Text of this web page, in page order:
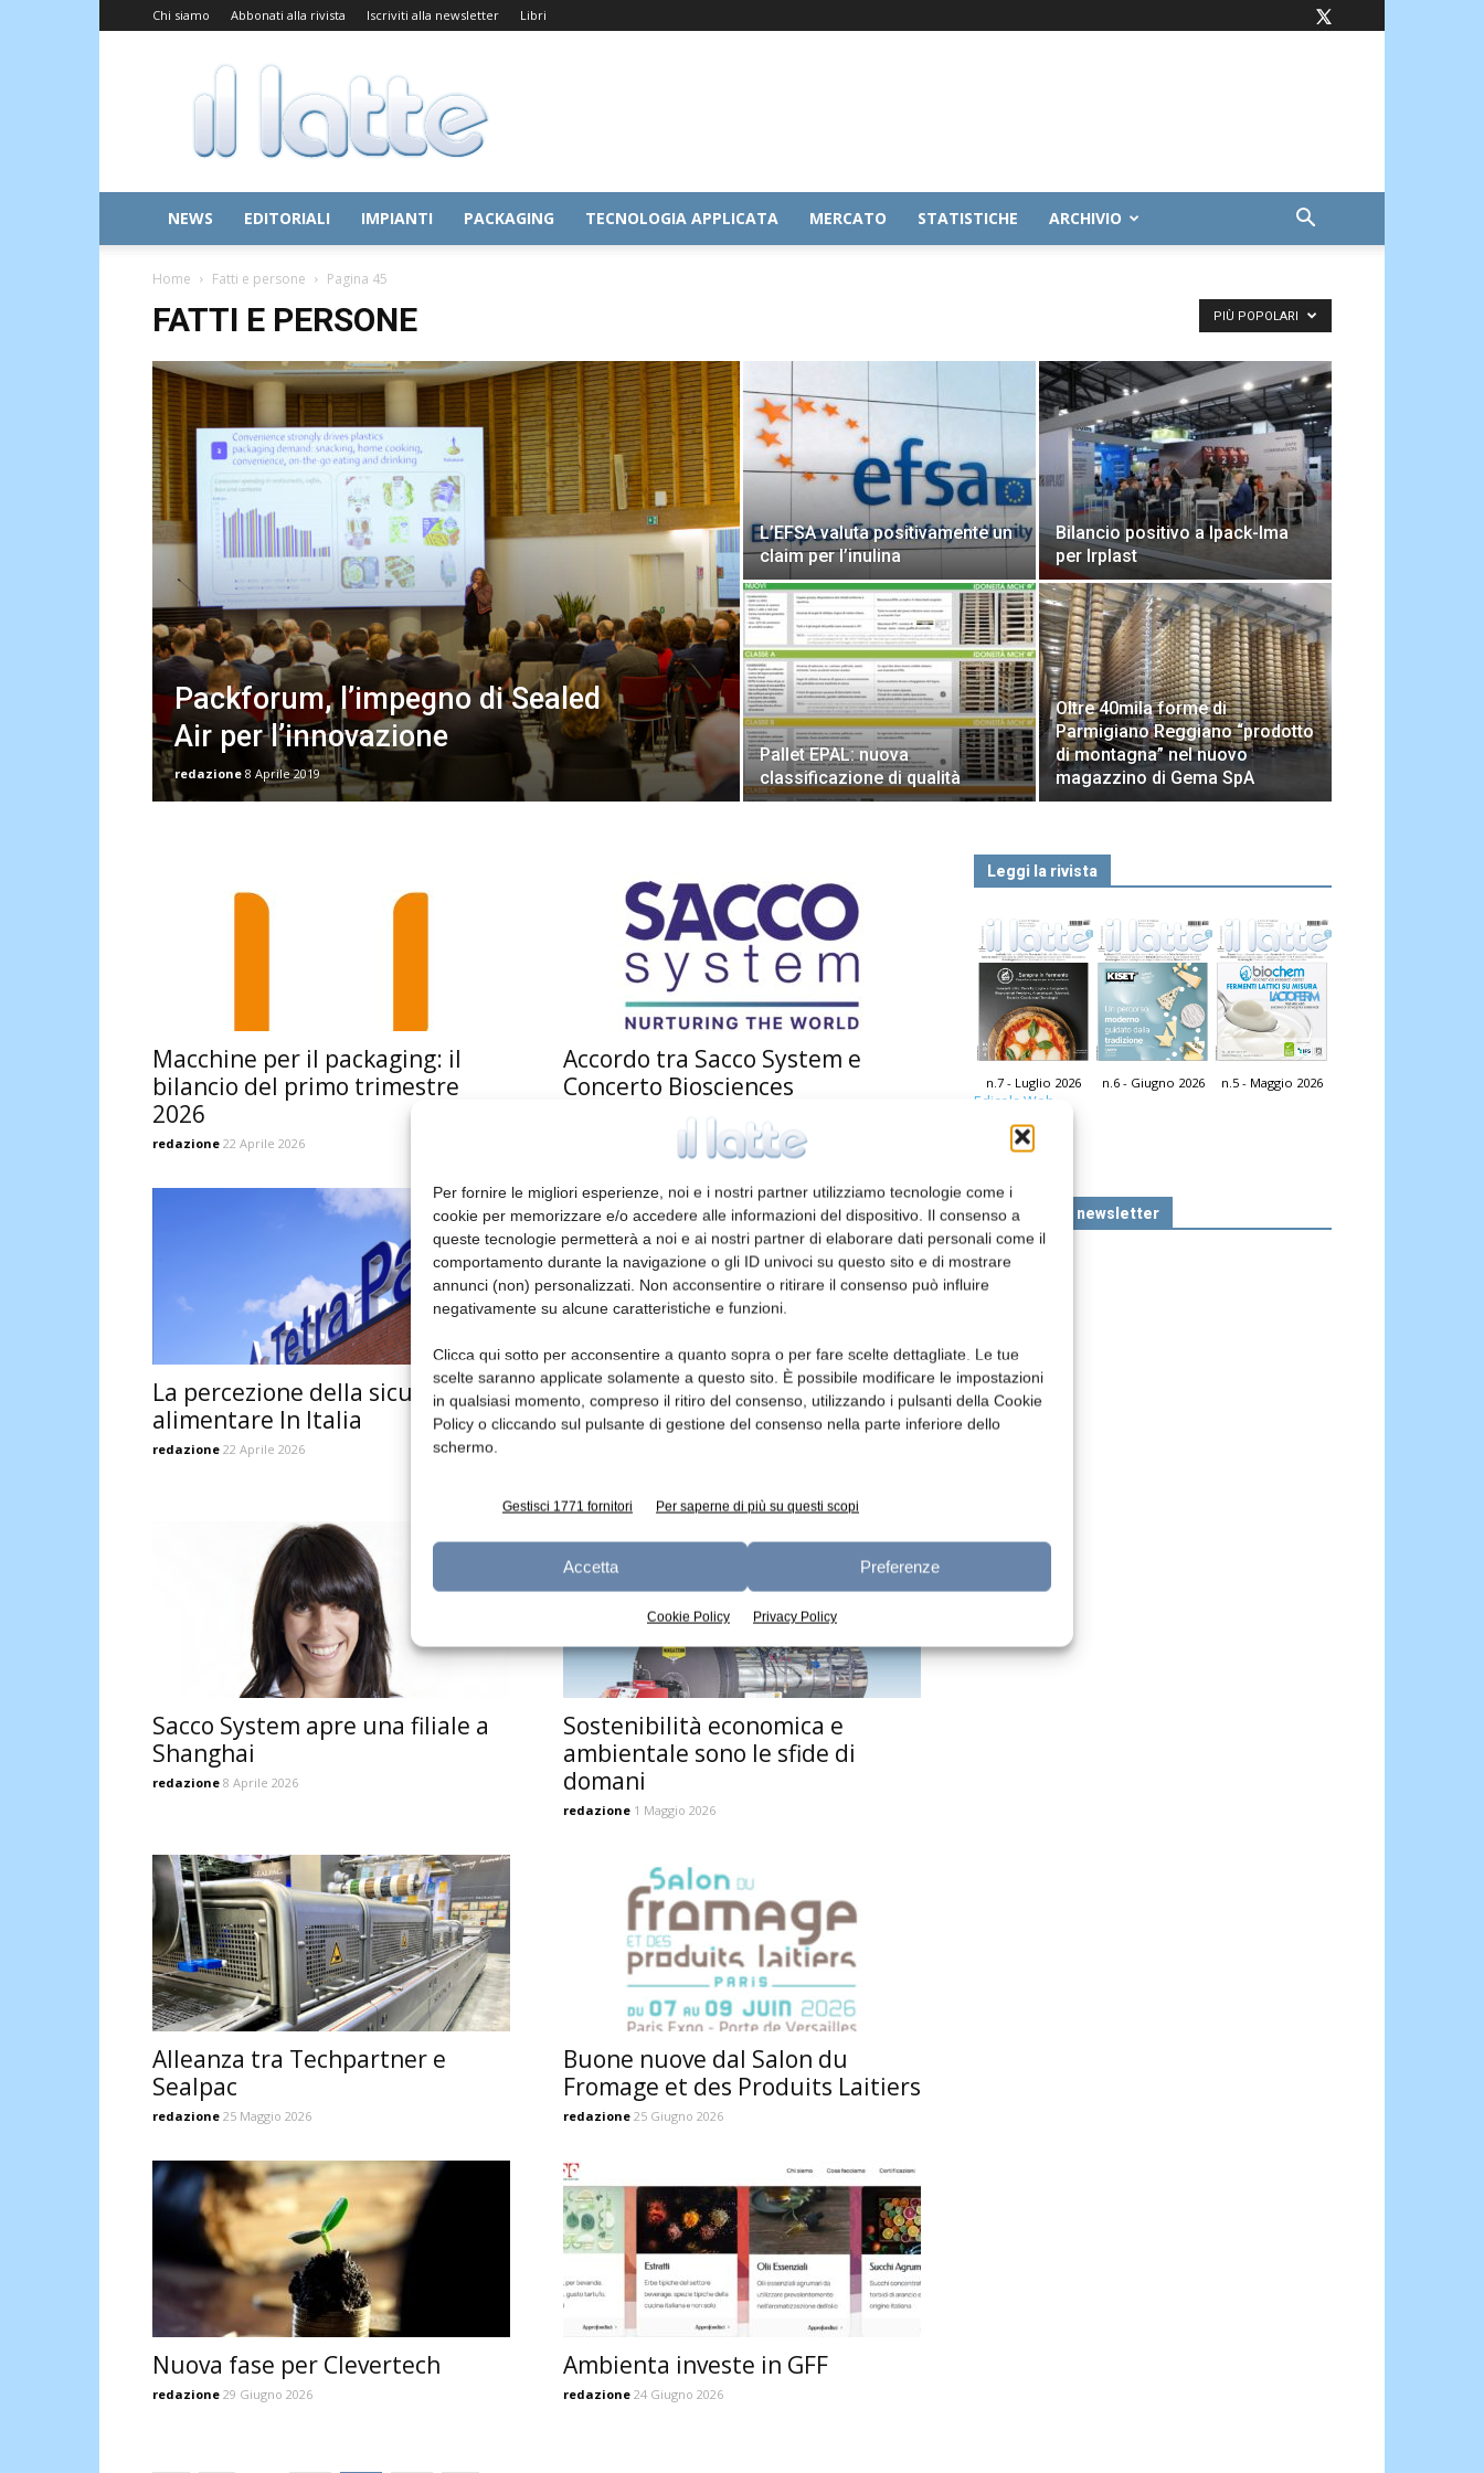
Per fornire le migliori esperienze, noi e i nostri partner utilizziamo tecnologie come i
cookie per memorizzare e/o accedere alle informazioni del dispositivo. Il consenso a
queste tecnologie permetterà a noi e ai nostri partner di elaborare dati personali come il
comportamento durante la navigazione o gli ID univoci su questo sito e di mostrare
annunci (non) personalizzati. Non acconsentire o ritirare il consenso può influire
negativamente su alcune caratteristiche e funzioni.
Clicca qui sotto per acconsentire a quanto sopra o per fare scelte dettagliate. Le tue
scelte saranno applicate solamente a questo sito. È possibile modificare le impostazioni
in qualsiasi momento, compreso il ritiro del consenso, utilizzando i pulsanti della Cookie
Policy o cliccando sul pulsante di gestione del consenso nella parte inferiore dello
schermo.
Gestisci 1771 fornitori Per saperne di più su questi scopi
Accetta Preferenze
Cookie Policy Privacy Policy
Chi siamo Abbonati alla rivista Iscriviti alla newsletter Libri
Il
Latte
NEWS EDITORIALI IMPIANTI PACKAGING TECNOLOGIA APPLICATA MERCATO STATISTICHE ARCHIVIO
Home Fatti e persone Pagina 45
FATTI E PERSONE PIÙ POPOLARI
Packforum, l’impegno di Sealed
Air per l’innovazione
redazione 8 Aprile 2019
L’EFSA valuta positivamente un
claim per l’inulina
Bilancio positivo a Ipack-Ima
per Irplast
Pallet EPAL: nuova
classificazione di qualità
Oltre 40mila forme di
Parmigiano Reggiano “prodotto
di montagna” nel nuovo
magazzino di Gema SpA
Macchine per il packaging: il
bilancio del primo trimestre
2026
redazione 22 Aprile 2026
Accordo tra Sacco System e
Concerto Biosciences
20 Aprile 2026
La percezione della sicurezza
alimentare In Italia
redazione 22 Aprile 2026
Salon du Fromage et des
Produits Laitiers: novità e
Sacco System apre una filiale a
Shanghai
redazione 8 Aprile 2026
Sostenibilità economica e
ambientale sono le sfide di
domani
redazione 1 Maggio 2026
Alleanza tra Techpartner e
Sealpac
redazione 25 Maggio 2026
Buone nuove dal Salon du
Fromage et des Produits Laitiers
redazione 25 Giugno 2026
Nuova fase per Clevertech
redazione 29 Giugno 2026
Ambienta investe in GFF
redazione 24 Giugno 2026
Leggi la rivista
n.7 - Luglio 2026 n.6 - Giugno 2026 n.5 - Maggio 2026
Edicola Web
Iscriviti alla newsletter